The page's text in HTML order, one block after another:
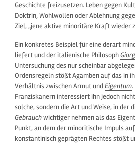
Geschichte freizusetzen. Leben gegen
Doktrin, Wohlwollen oder Ablehnung
Ziel, „jene aktive minoritäre Kraft wieder
Ein konkretes Beispiel für eine derart
liefert und der italienische Philosoph
Untersuchung des nur scheinbar
Ordensregeln stößt Agamben auf das in
Verhältnis zwischen Armut undEigentum.
Franziskanern interessiert ihn jedoch
solche, sondern die Art und Weise, in der
Gebrauchwichtiger nehmen als das
Punkt, an dem der minoritische Impuls
konstantinisch geprägten Rechtes stößt